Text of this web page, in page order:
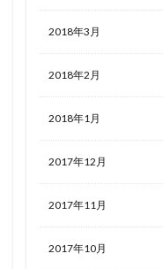
2018年3月
2018年2月
2018年1月
2017年12月
2017年11月
2017年10月